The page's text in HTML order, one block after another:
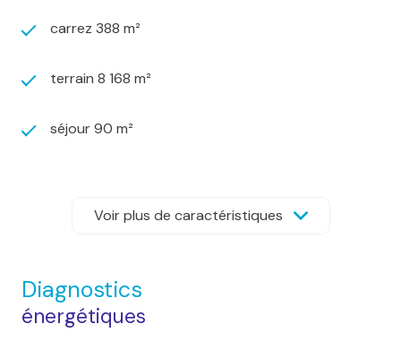
carrez 388 m²
terrain 8 168 m²
séjour 90 m²
1 salle(s) de bain
7 salle(s) d'eau
construit en 1905
Voir plus de caractéristiques
Diagnostics
énergétiques